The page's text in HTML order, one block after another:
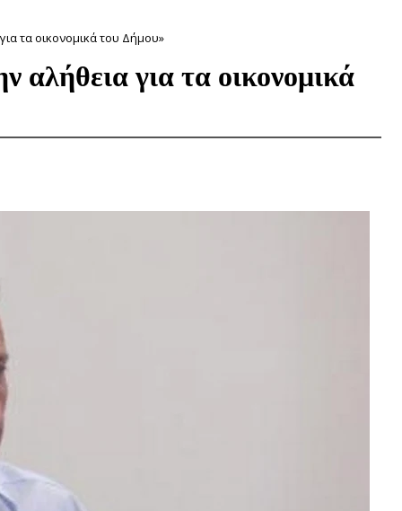
τα οικονομικά του Δήμου»
για τα οικονομικά